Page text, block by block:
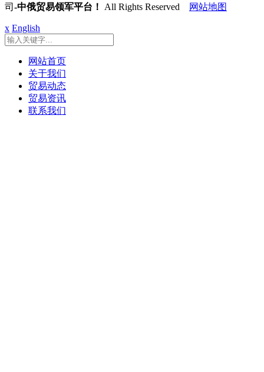
司 -中俄贸易领军平台！ All Rights Reserved 网站地图
x English
网站首页
关于我们
贸易动态
贸易资讯
联系我们